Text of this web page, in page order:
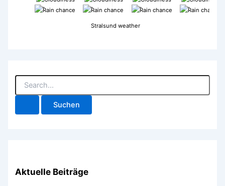
- - - -
Stralsund weather
S
c
h
Aktuelle Beiträge